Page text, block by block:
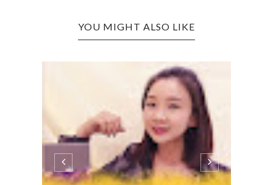
YOU MIGHT ALSO LIKE